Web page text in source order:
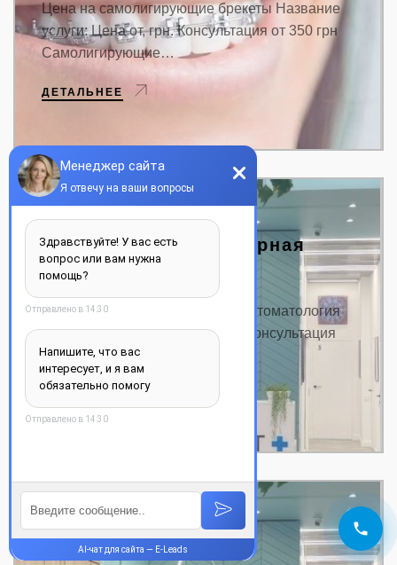
Цена на самолигирующие брекеты Название
услуги: Цена от, грн. Консультация от 350 грн
Самолигирующие…
ДЕТАЛЬНЕЕ
Цифровая компьютерная
стоматология
Цена цифровая компьютерная стоматология
Название услуги: Цена от, грн. Консультация
от…
Снятие брекетов